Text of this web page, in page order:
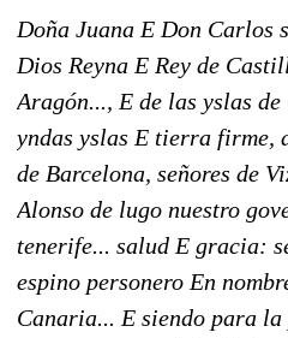
Doña Juana E Don Carlos
Dios Reyna E Rey de
Aragón..., E de las yslas
yndas yslas E tierra firme,
de Barcelona, señores de
Alonso de lugo nuestro
tenerife... salud E gracia:
espino personero En
Canaria... E siendo para